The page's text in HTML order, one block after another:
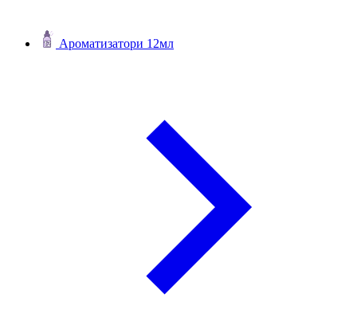
Ароматизатори 12мл